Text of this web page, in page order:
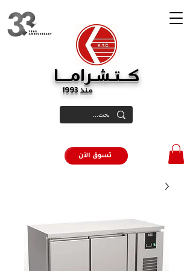
كــتـشـرامـــا
منذ 1993
تسوق الآن